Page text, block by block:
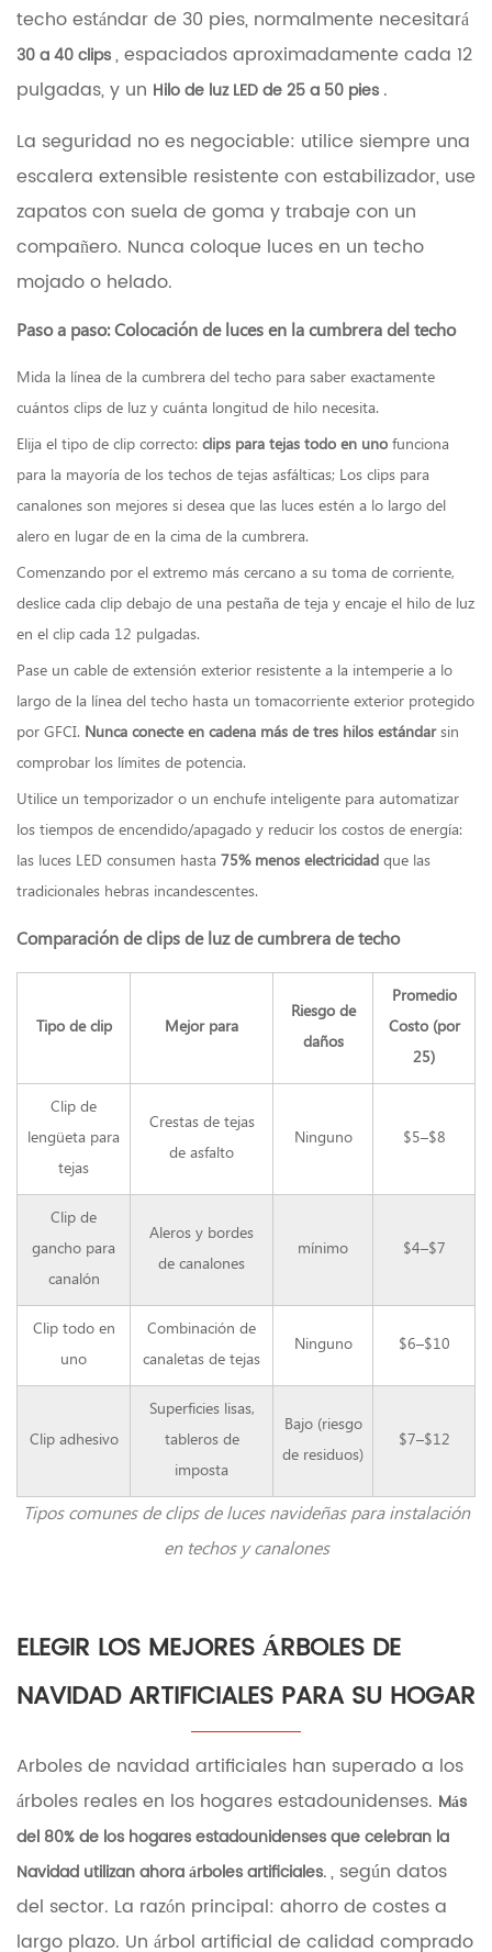
la
cumbrera
del
techo
Comparación
clips
de
de
cumbrera
techo
Elegir
mejores
árboles
de
Navidad
artificiales
para
hogar
2.1
clave
a
buscar
2.2
Estilos
populares
árboles
artificiales
de
3
Coronas
lo
las
hace
geniales
3.1
Coronas
artificiales
para
interiores
exteriores
3.2
Consejos
de
estilo
coronas
artificiales
Guirnalda
navideña
espacio
4.1
Las
mejores
ubicación
para
iluminadas
4.2
esponjar
y
techo estándar de 30 pies, normalmente necesitará
30 a 40 clips, espaciados aproximadamente cada 12
pulgadas, y un Hilo de luz LED de 25 a 50 pies .
La seguridad no es negociable: utilice siempre una
escalera extensible resistente con estabilizador, use
zapatos con suela de goma y trabaje con un
compañero. Nunca coloque luces en un techo
mojado o helado.
Paso a paso: Colocación de luces en la cumbrera del techo
Mida la línea de la cumbrera del techo para saber exactamente
cuántos clips de luz y cuánta longitud de hilo necesita.
Elija el tipo de clip correcto: clips para tejas todo en uno funciona
para la mayoría de los techos de tejas asfálticas; Los clips para
canalones son mejores si desea que las luces estén a lo largo del
alero en lugar de en la cima de la cumbrera.
Comenzando por el extremo más cercano a su toma de corriente,
deslice cada clip debajo de una pestaña de teja y encaje el hilo de luz
en el clip cada 12 pulgadas.
Pase un cable de extensión exterior resistente a la intemperie a lo
largo de la línea del techo hasta un tomacorriente exterior protegido
por GFCI. Nunca conecte en cadena más de tres hilos estándarsin
comprobar los límites de potencia.
Utilice un temporizador o un enchufe inteligente para automatizar
los tiempos de encendido/apagado y reducir los costos de energía:
las luces LED consumen hasta 75% menos electricidad que las
tradicionales hebras incandescentes.
Comparación de clips de luz de cumbrera de techo
Tipo de clip Mejor para
Riesgo de
daños
Promedio
Costo (por
25)
Clip de
lengüeta para
tejas
Crestas de tejas
de asfalto
Ninguno $5–$8
Clip de
gancho para
canalón
Aleros y bordes
de canalones
mínimo $4–$7
Clip todo en
uno
Combinación de
canaletas de tejas
Ninguno $6–$10
Clip adhesivo
Superficies lisas,
tableros de
imposta
Bajo (riesgo
de residuos)
$7–$12
Tipos comunes de clips de luces navideñas para instalación
en techos y canalones
ELEGIR LOS MEJORES ÁRBOLES DE
NAVIDAD ARTIFICIALES PARA SU HOGAR
Arboles de navidad artificiales han superado a los
árboles reales en los hogares estadounidenses. Más
del 80% de los hogares estadounidenses que celebran la
Navidad utilizan ahora árboles artificiales., según datos
del sector. La razón principal: ahorro de costes a
largo plazo. Un árbol artificial de calidad comprado